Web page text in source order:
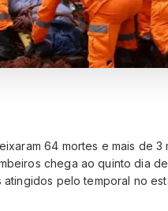
64 mortes e mais de
chega ao quinto dia
pelo temporal no